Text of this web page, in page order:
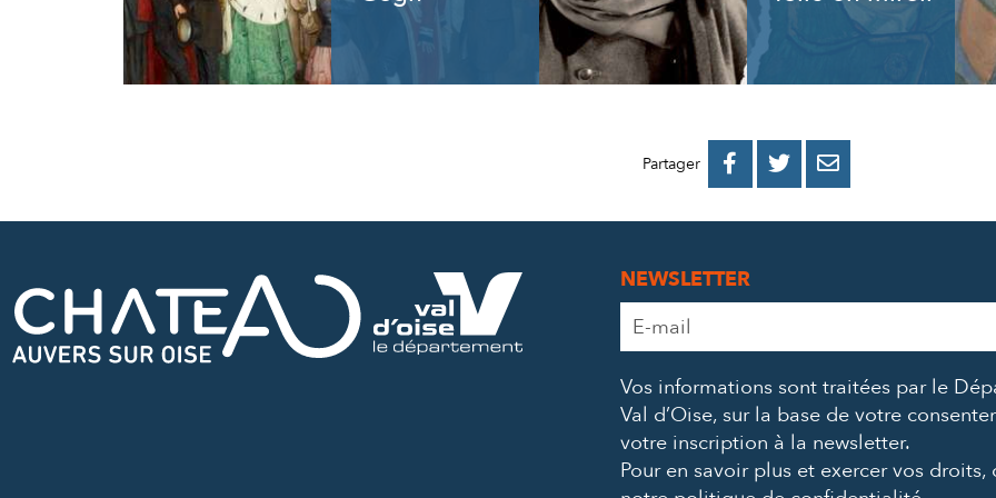
Partager 
PARTAGER
PARTAGER
PARTAGER
NEWSLETTER
Adresse
e-
*
Vos informations sont traitées par le
Val d’Oise, sur la base de votre
votre inscription à la newsletter.
Pour en savoir plus et exercer vos droits,